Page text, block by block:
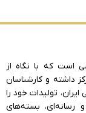
است که با نگاه از
داشته و کارشناسان
تولیدات خود را
رسانه‌ای، بسته‌های